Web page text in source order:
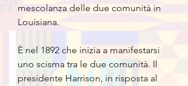
mescolanza delle due comunità in
Louisiana.
È nel 1892 che inizia a manifestarsi
uno scisma tra le due comunità. Il
presidente Harrison, in risposta al